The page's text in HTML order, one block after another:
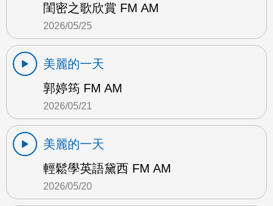
閨密之歌欣賞 FM AM
2026/05/25
美麗的一天
郭婷筠 FM AM
2026/05/21
美麗的一天
輕鬆學英語黛西 FM AM
2026/05/20